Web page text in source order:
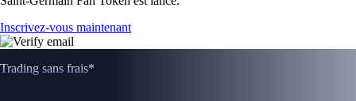
Inscrivez-vous maintenant
Trading sans frais*